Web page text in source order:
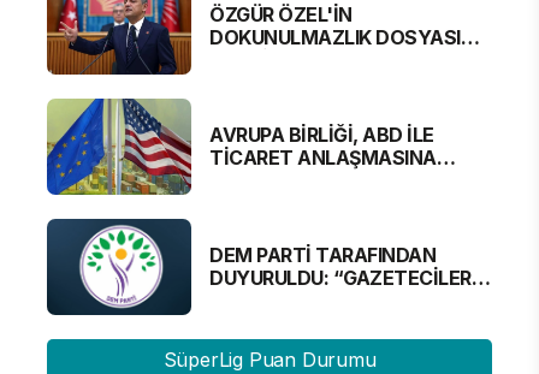
ÖZGÜR ÖZEL'İN
DOKUNULMAZLIK DOSYASI
AVRUPA BİRLİĞİ, ABD İLE
TİCARET ANLAŞMASINA
DEM PARTİ TARAFINDAN
DUYURULDU: “GAZETECİLER
SüperLig Puan Durumu